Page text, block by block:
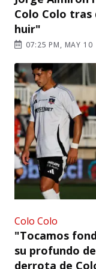
Colo Colo
huir"
07:25 PM, MAY 10
Colo Colo
"Tocamos
su profundo
derrota de